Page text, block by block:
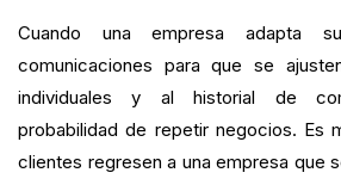
Cuando una empresa adapta
comunicaciones para que se
individuales y al historial de
probabilidad de repetir negocios. Es
clientes regresen a una empresa que